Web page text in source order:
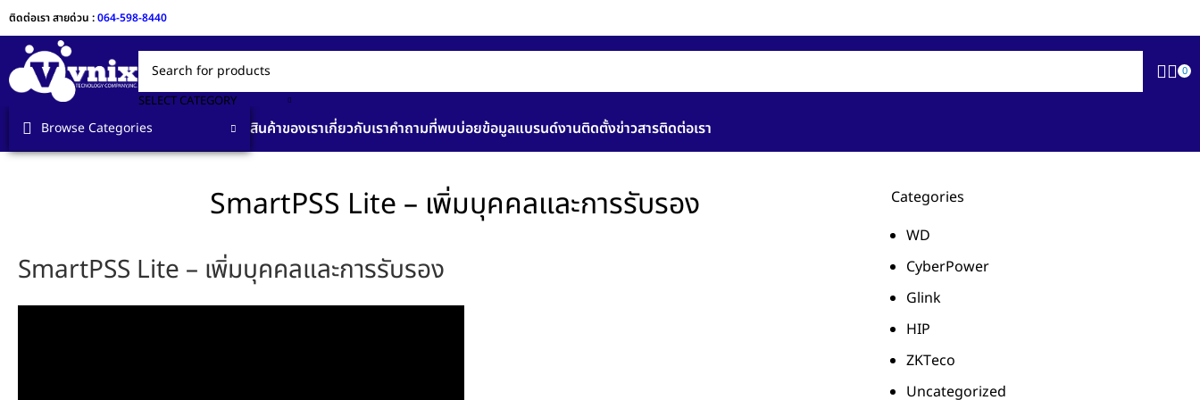
ติดต่อเรา สายด่วน :064-598-8440
SELECT CATEGORY
0
Browse Categories สินค้าของเราเกี่ยวกับเราคำถามที่พบบ่อยข้อมูลแบรนด์งานติดตั้งข่าวสารติดต่อเรา
SmartPSS Lite – เพิ่มบุคคลและการรับรอง
SmartPSS Lite – เพิ่มบุคคลและการรับรอง
Categories
WD
CyberPower
Glink
HIP
ZKTeco
Uncategorized